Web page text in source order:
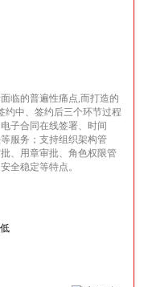
临的普遍性痛点,而打造的
约中、签约后三个环节过程
子合同在线签署、时间
服务；支持组织架构管
、用章审批、角色权限管
全稳定等特点。